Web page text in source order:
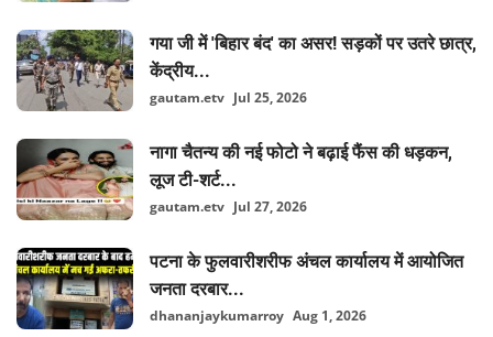
गया जी में 'बिहार बंद' का असर! सड़कों पर उतरे छात्र,
केंद्रीय...
gautam.etv Jul 25, 2026
नागा चैतन्य की नई फोटो ने बढ़ाई फैंस की धड़कन,
लूज टी-शर्ट...
gautam.etv Jul 27, 2026
पटना के फुलवारीशरीफ अंचल कार्यालय में आयोजित
जनता दरबार...
dhananjaykumarroy Aug 1, 2026